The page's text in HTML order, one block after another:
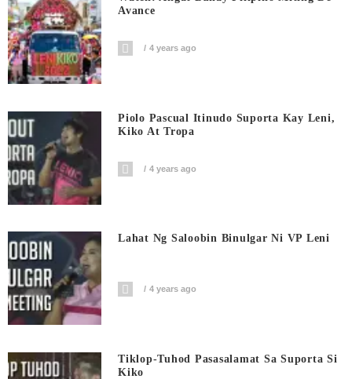
Avance
4 years ago
Piolo Pascual Itinudo Suporta Kay Leni,
Kiko At Tropa
4 years ago
Lahat Ng Saloobin Binulgar Ni VP Leni
4 years ago
Tiklop-Tuhod Pasasalamat Sa Suporta Si
Kiko